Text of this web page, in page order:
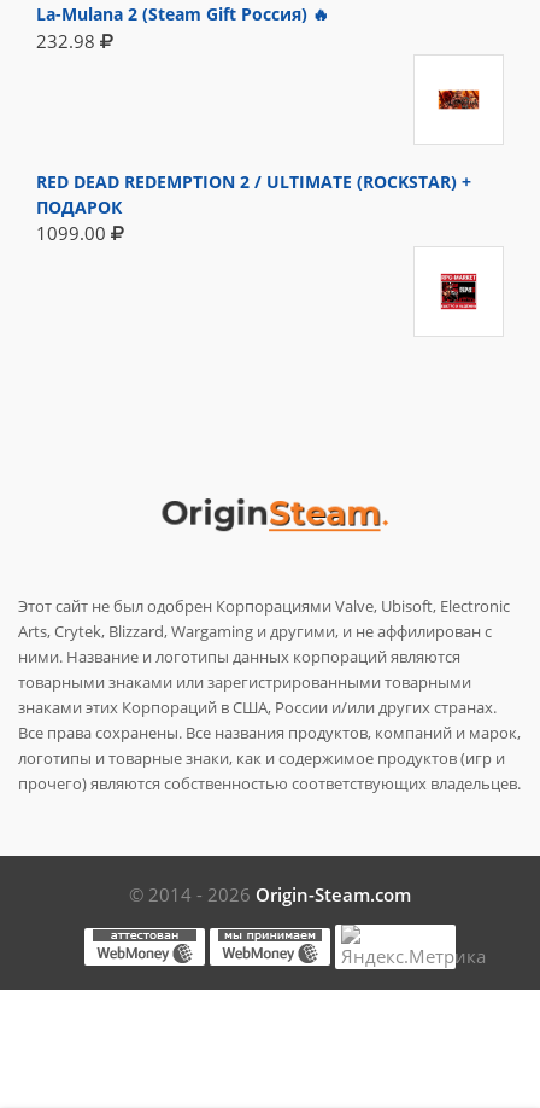
La-Mulana 2 (Steam Gift Россия) 🔥
232.98
RED DEAD REDEMPTION 2 / ULTIMATE (ROCKSTAR) +
ПОДАРОК
1099.00
Этот сайт не был одобрен Корпорациями Valve, Ubisoft, Electronic
Arts, Crytek, Blizzard, Wargaming и другими, и не аффилирован с
ними. Название и логотипы данных корпораций являются
товарными знаками или зарегистрированными товарными
знаками этих Корпораций в США, России и/или других странах.
Все права сохранены. Все названия продуктов, компаний и марок,
логотипы и товарные знаки, как и содержимое продуктов (игр и
прочего) являются собственностью соответствующих владельцев.
© 2014 - 2026 Origin-Steam.com